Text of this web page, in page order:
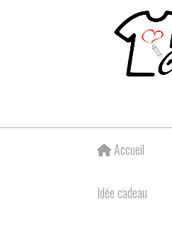
Accueil
Idée cadeau